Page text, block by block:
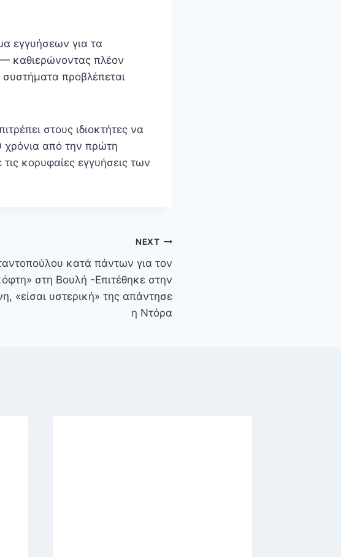
εγγυήσεων για τα
καθιερώνοντας πλέον
προβλέπεται
στους ιδιοκτήτες να
χρόνια από την πρώτη
κορυφαίες εγγυήσεις των
NEXT
κατά πάντων για τον
στη Βουλή -Επιτέθηκε στην
«είσαι υστερική» της απάντησε
η Ντόρα